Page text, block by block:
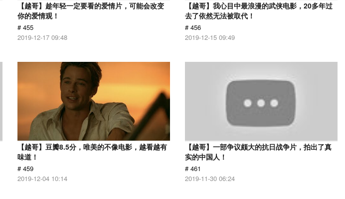
【越哥】趁年轻一定要看的爱情片，可能会改变
你的爱情观！
# 455
2019-12-17 09:48
【越哥】我心目中最浪漫的武侠电影，20多年过
去了依然无法被取代！
# 456
2019-12-15 09:49
【越哥】豆瓣8.5分，唯美的不像电影，越看越有
味道！
# 459
2019-12-04 10:14
【越哥】一部争议颇大的抗日战争片，拍出了真
实的中国人！
# 461
2019-11-30 06:24